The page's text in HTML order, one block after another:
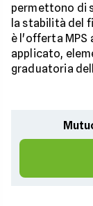
permettono di
la stabilità del
è l'offerta MPS
applicato,
graduatoria